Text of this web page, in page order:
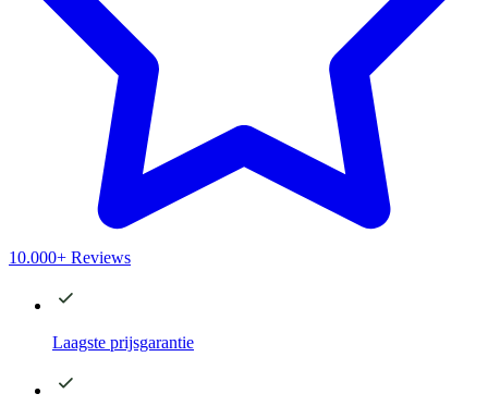
10.000+ Reviews
Laagste prijsgarantie